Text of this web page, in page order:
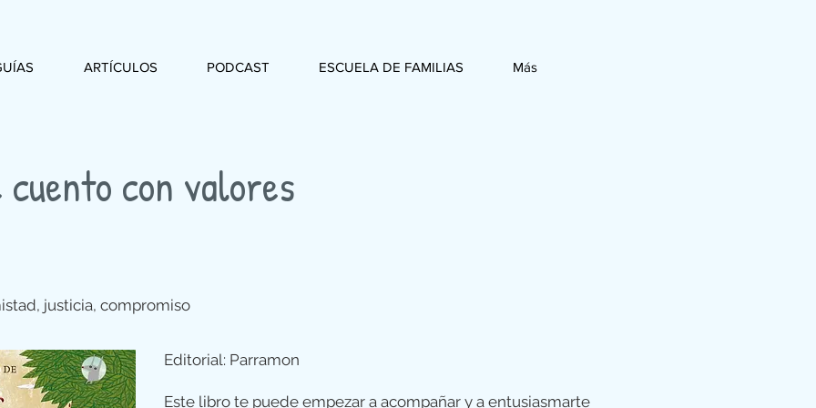
ARTÍCULOS PODCAST ESCUELA DE FAMILIAS Más
con valores
justicia, compromiso
Editorial: Parramon
Este libro te puede empezar a acompañar y a entusiasmarte